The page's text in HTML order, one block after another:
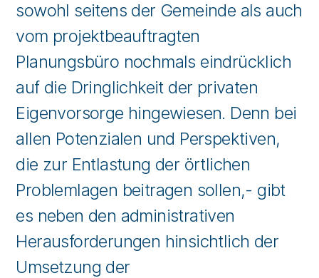
sowohl seitens der Gemeinde als auch
vom projektbeauftragten
Planungsbüro nochmals eindrücklich
auf die Dringlichkeit der privaten
Eigenvorsorge hingewiesen. Denn bei
allen Potenzialen und Perspektiven,
die zur Entlastung der örtlichen
Problemlagen beitragen sollen,- gibt
es neben den administrativen
Herausforderungen hinsichtlich der
Umsetzung der